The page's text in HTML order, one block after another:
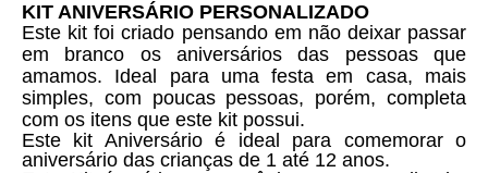
KIT ANIVERSÁRIO PERSONALIZADO
Este kit foi criado pensando em não deixar passar
em branco os aniversários das pessoas que
amamos. Ideal para uma festa em casa, mais
simples, com poucas pessoas, porém, completa
com os itens que este kit possui.
Este kit Aniversário é ideal para comemorar o
aniversário das crianças de 1 até 12 anos.